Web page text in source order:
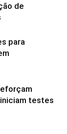
de
para
testes